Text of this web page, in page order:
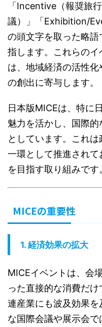
「Incentive（報奨旅
議）」「Exhibition/
の頭文字を取った略
指します。これらのイ
は、地域経済の活性
の創出に寄与します。
日本版MICEは、特に
魅力を活かし、国際
としています。これ
一環として推進され
を目指す取り組みです
MICEの重要性
1. 経済効果の拡大
MICEイベントは、会
った直接的な消費だ
連産業にも波及効果
な国際会議や展示会